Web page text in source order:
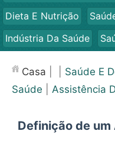
Dieta E Nutrição
Indústria Da Saúde
Saúde
Casa Saúde E
Saúde
Assistência
Definição de um